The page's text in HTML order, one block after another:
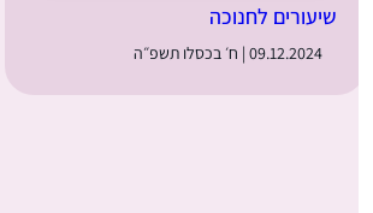
שיעורים לחנוכה
09.12.2024 | ח׳ בכסלו תשפ״ה